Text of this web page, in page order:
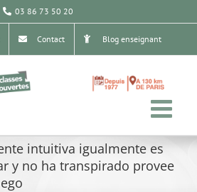
03 86 73 50 20
Contact Blog enseignant
intuitiva igualmente es
y no ha transpirado provee